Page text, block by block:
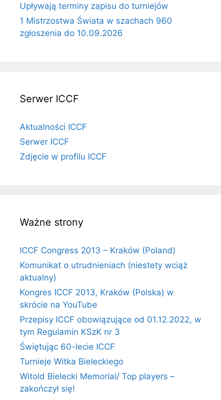
Upływają terminy zapisu do turniejów
1 Mistrzostwa Świata w szachach 960
zgłoszenia do 10.09.2026
Serwer ICCF
Aktualności ICCF
Serwer ICCF
Zdjęcie w profilu ICCF
Ważne strony
ICCF Congress 2013 – Kraków (Poland)
Komunikat o utrudnieniach (niestety wciąż
aktualny)
Kongres ICCF 2013, Kraków (Polska) w
skrócie na YouTube
Przepisy ICCF obowiązujące od 01.12.2022, w
tym Regulamin KSzK nr 3
Świętując 60-lecie ICCF
Turnieje Witka Bieleckiego
Witold Bielecki Memorial/ Top players –
zakończył się!